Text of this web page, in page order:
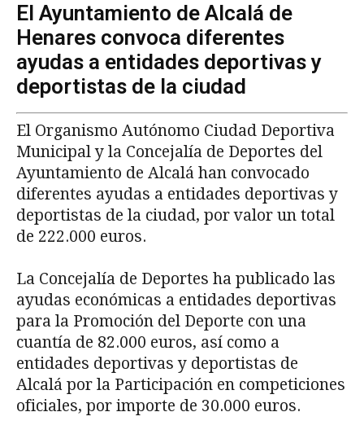
El Ayuntamiento de Alcalá de
Henares convoca diferentes
ayudas a entidades deportivas y
deportistas de la ciudad
El Organismo Autónomo Ciudad Deportiva
Municipal y la Concejalía de Deportes del
Ayuntamiento de Alcalá han convocado
diferentes ayudas a entidades deportivas y
deportistas de la ciudad, por valor un total
de 222.000 euros.
La Concejalía de Deportes ha publicado las
ayudas económicas a entidades deportivas
para la Promoción del Deporte con una
cuantía de 82.000 euros, así como a
entidades deportivas y deportistas de
Alcalá por la Participación en competiciones
oficiales, por importe de 30.000 euros.